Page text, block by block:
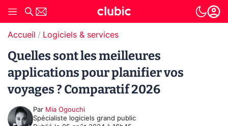
Accueil Logiciels & services
Quelles sont les meilleures
applications pour planifier vos
voyages ? Comparatif 2026
Par Mia Ogouchi
Spécialiste logiciels grand public